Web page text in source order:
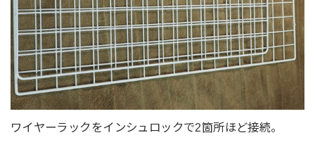
ワイヤーラックをインシュロックで2箇所ほど接続。